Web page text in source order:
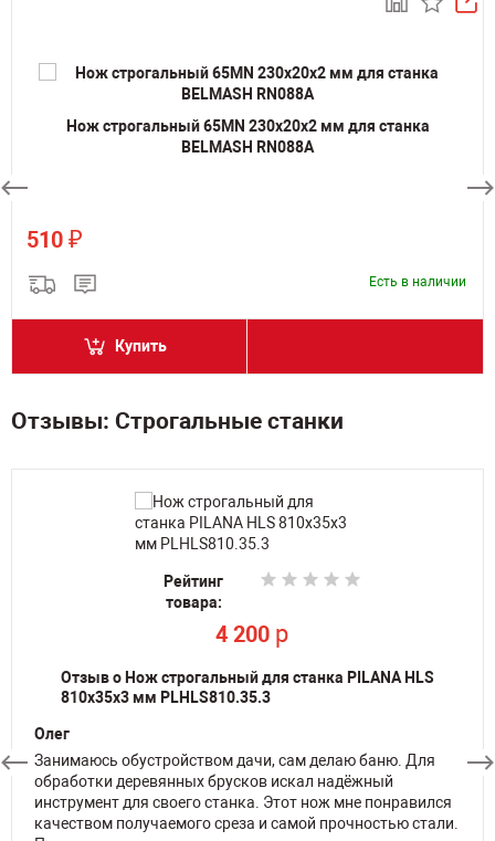
Нож строгальный 65MN 230х20х2 мм для станка
BELMASH RN088A
510 ₽
Есть в наличии
Купить
Отзывы: Строгальные станки
Рейтинг
товара:
4 200 p
Отзыв о Нож строгальный для станка PILANA HLS
810х35х3 мм PLHLS810.35.3
Олег
Занимаюсь обустройством дачи, сам делаю баню. Для
обработки деревянных брусков искал надёжный
инструмент для своего станка. Этот нож мне понравился
качеством получаемого среза и самой прочностью стали.
товара:
89 631
Рейтинг
товара:
700 000p
Рейтинг
товара:
3 700 p
Рейтинг
товара:
3 700 p
Рейтинг
товара:
103 431p
товара:
89 631
Рейтинг
товара:
3 700 p
Рейтинг
товара:
3 700 p
Рейтинг
товара:
252 990p